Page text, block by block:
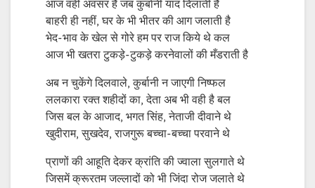
आज वही अवसर है जब कुर्बानी याद दिलाती है
बाहरी ही नहीं, घर के भी भीतर की आग जलाती है
भेद-भाव के खेल से गोरे हम पर राज किये थे कल
आज भी खतरा टुकड़े-टुकड़े करनेवालों की मँडराती है
अब न चुकेंगे दिलवाले, कुर्बानी न जाएगी निष्फल
ललकारा रक्त शहीदों का, देता अब भी वही है बल
जिस बल के आजाद, भगत सिंह, नेताजी दीवाने थे
खुदीराम, सुखदेव, राजगुरू बच्चा-बच्चा परवाने थे
प्राणों की आहूति देकर क्रांति की ज्वाला सुलगाते थे
जिसमें क्रूरतम जल्लादों को भी जिंदा रोज जलाते थे